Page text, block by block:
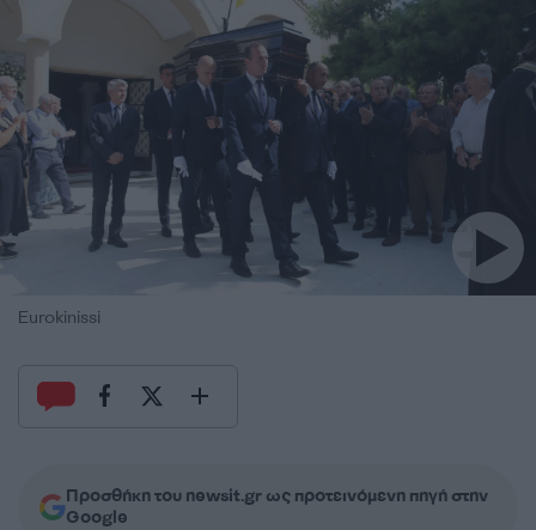
Eurokinissi
Προσθήκη του newsit.gr ως προτεινόμενη πηγή στην
Google